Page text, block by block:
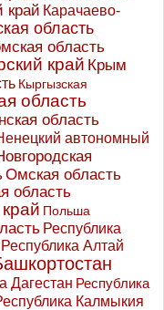
край Карачаево-
область
область
край Крым
Кыргызская
область
область
автономный
Омская область
область
Польша
Республика
Республика Алтай
Дагестан Республика
Калмыкия